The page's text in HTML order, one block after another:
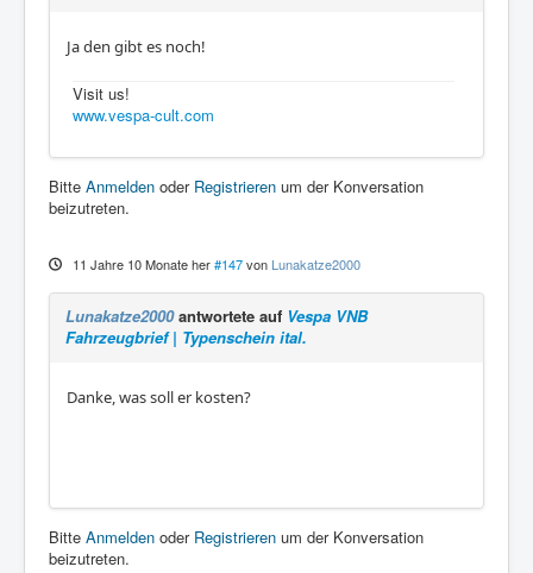
Ja den gibt es noch!
Visit us!
www.vespa-cult.com
Bitte Anmelden oder Registrieren um der Konversation
beizutreten.
11 Jahre 10 Monate her #147 von Lunakatze2000
Lunakatze2000antwortete auf Vespa VNB
Fahrzeugbrief | Typenschein ital.
Danke, was soll er kosten?
Bitte Anmelden oder Registrieren um der Konversation
beizutreten.